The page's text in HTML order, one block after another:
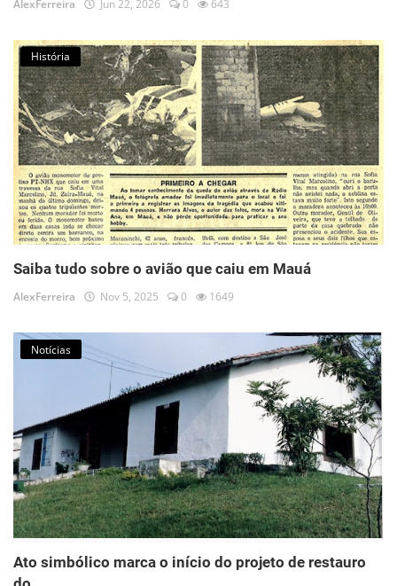
AlexFerreira Jun 22, 2026 0 643
História
Saiba tudo sobre o avião que caiu em Mauá
AlexFerreira Nov 5, 2025 0 1649
Notícias
Ato simbólico marca o início do projeto de restauro